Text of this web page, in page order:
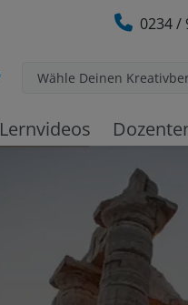
0234 /
Wähle Deinen
Lernvideos